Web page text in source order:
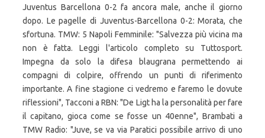
Juventus Barcellona 0-2 fa ancora male, anche il giorno
dopo. Le pagelle di Juventus-Barcellona 0-2: Morata, che
sfortuna. TMW: 5 Napoli Femminile: "Salvezza più vicina ma
non è fatta. Leggi l'articolo completo su Tuttosport.
Impegna da solo la difesa blaugrana permettendo ai
compagni di colpire, offrendo un punti di riferimento
importante. A fine stagione ci vedremo e faremo le dovute
riflessioni", Tacconi a RBN: "De Ligt ha la personalità per fare
il capitano, gioca come se fosse un 40enne", Brambati a
TMW Radio: "Juve, se va via Paratici possibile arrivo di uno